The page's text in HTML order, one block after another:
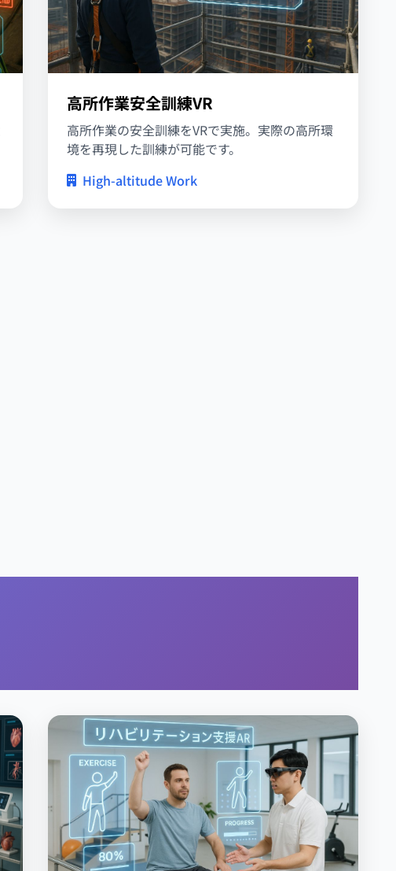
高所作業安全訓練VR
高所作業の安全訓練をVRで実施。実際の高所環
境を再現した訓練が可能です。
High-altitude Work